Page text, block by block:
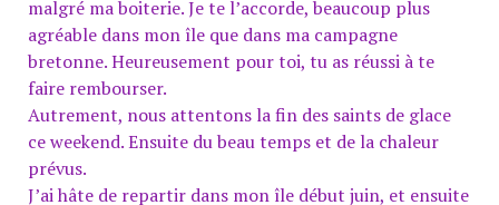
malgré ma boiterie. Je te l’accorde, beaucoup plus
agréable dans mon île que dans ma campagne
bretonne. Heureusement pour toi, tu as réussi à te
faire rembourser.
Autrement, nous attentons la fin des saints de glace
ce weekend. Ensuite du beau temps et de la chaleur
prévus.
J’ai hâte de repartir dans mon île début juin, et ensuite